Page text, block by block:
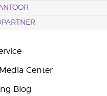
Center
Blog